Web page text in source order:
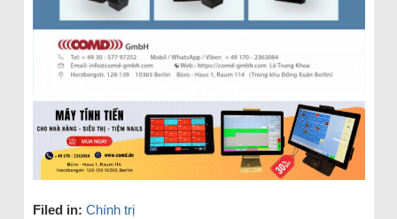
Filed in: Chính trị